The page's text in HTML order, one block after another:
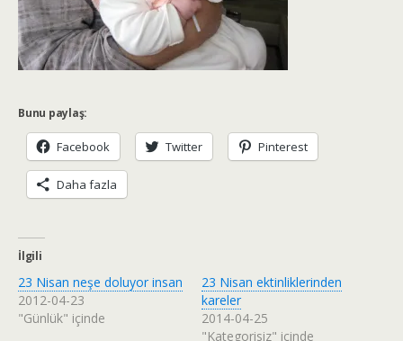
Bunu paylaş:
Facebook Twitter Pinterest
Daha fazla
İlgili
23 Nisan neşe doluyor insan
2012-04-23
"Günlük" içinde
23 Nisan ektinliklerinden
kareler
2014-04-25
"Kategorisiz" içinde